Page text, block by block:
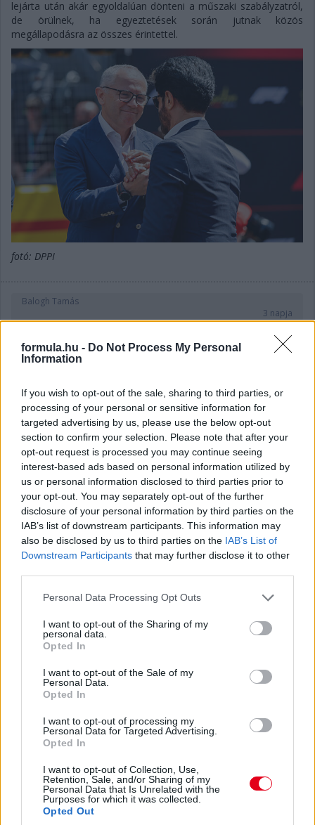
formula.hu - Do Not Process My Personal
Information
If you wish to opt-out of the sale, sharing to third parties, or
processing of your personal or sensitive information for
targeted advertising by us, please use the below opt-out
section to confirm your selection. Please note that after your
opt-out request is processed you may continue seeing
interest-based ads based on personal information utilized by
us or personal information disclosed to third parties prior to
your opt-out. You may separately opt-out of the further
disclosure of your personal information by third parties on the
IAB’s list of downstream participants. This information may
also be disclosed by us to third parties on the IAB’s List of
Downstream Participants that may further disclose it to other
Please note that this website/app uses one or more Google
not limited to your visit or usage behaviour. You may click to
grant or deny consent to Google and its third-party tags to
use your data for below specified purposes in below Google
consent section.
Personal Data Processing Opt Outs
I want to opt-out of the Sharing of my
personal data.
Opted In
I want to opt-out of the Sale of my
Personal Data.
Opted In
I want to opt-out of processing my
Personal Data for Targeted Advertising.
Opted In
I want to opt-out of Collection, Use,
Retention, Sale, and/or Sharing of my
Personal Data that Is Unrelated with the
Purposes for which it was collected.
Opted Out
lejárta után akár egyoldalúan dönteni a műszaki szabályzatról,
de örülnek, ha egyeztetések során jutnak közös
megállapodásra az összes érintettel.
fotó: DPPI
Balogh Tamás
3 napja
Újabb korábbi F2-es bajnok folytatja a Formula-
Theo Pourchaire lesz az Opel egyik versenyzője a 2026/2027-es
szezonban a Formula-E-ben – jelentették be kedden. Ezzel
újabb korábbi Formula-2-es bajnok köt ki az elektromos
világbajnokságon: előzőleg Nyck de Vries és Felipe Drugovich is
bejárta ezt az utat – előbbi bajnok is lett még a balul elsült F1-
es kitérőjét megelőzően –, most pedig a fő utánpótlás-
szériában 2023-ban csúcsra érő francia követi a példájukat.
Pourchaire az Alfa Romeo/Sauber neveltjeként teszt- és
tartalékpilótai státuszig jutott a Formula-1-ben, de ülést egyszer
sem kapott. Rövid időre feltűnt az IndyCarban az Arrow
McLarennél, majd leginkább a sportautózás felé fordult: tavaly
az ELMS-ben szerepelt, idén pedig a WEC-ben indul a Peugeot
gyári pilótájaként. Az F1-gyel sem veszítette el teljesen a
kapcsolatot, a Mercedes igazolta le fejlesztőversenyzőnek az
idei esztendőre.
A Formula-E egy új kaland lesz Pourchaire számára: „Ez a
karrierem következő lépése, és a legnagyobb lehetőség, amit
eddig kaptam együléses sorozatokban” – fogalmazott a
bejelentés kapcsán a még mindig csupán 22 éves francia. Az
Opel egyébként újonnan száll be gyári csapattal a Formula-E a
Gen4-es éra első idényében, a másik pilótájuk várhatóan a